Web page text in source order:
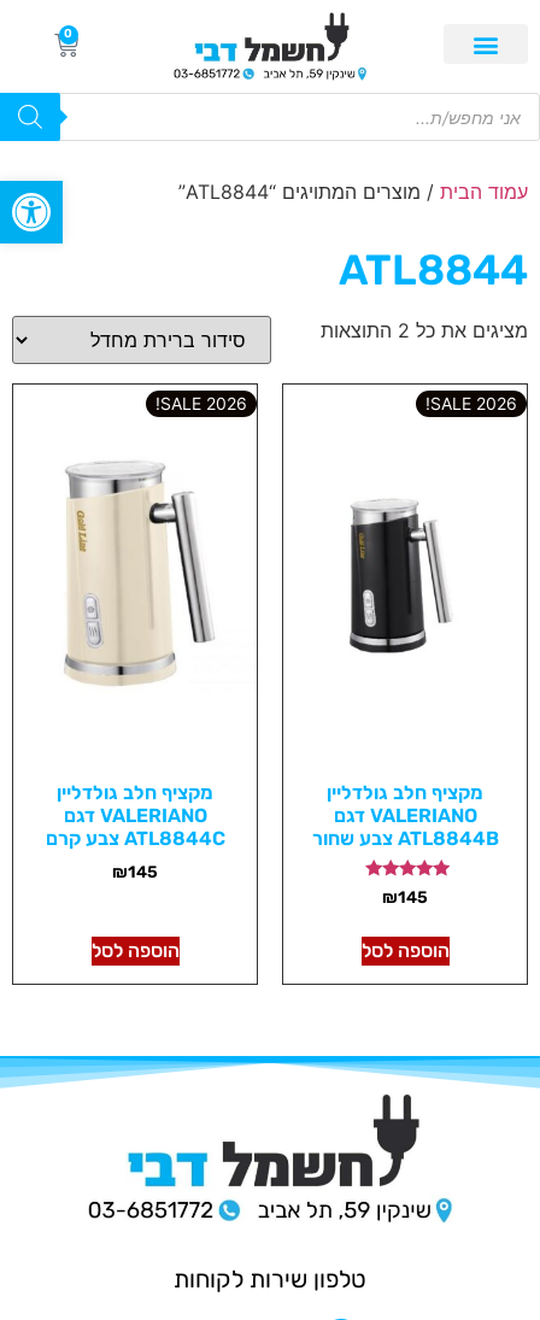
פתח
0
עמוד הבית / מוצרים המתויגים “ATL8844”
ATL8844
מציגים את כל ⁦2⁩ התוצאות
2026 SALE!
מקציף חלב גולדליין
VALERIANO דגם
ATL8844B צבע שחור
דורג
5.00
₪145
הוספה לסל
2026 SALE!
מקציף חלב גולדליין
VALERIANO דגם
ATL8844C צבע קרם
₪145
הוספה לסל
טלפון שירות לקוחות